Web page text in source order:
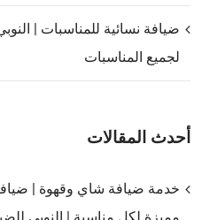
ضيافة نسائية للمناسبات |
لجميع المناسبات
أحدث المقالات
خدمة ضيافة شاي وقهوة |
مميزة لكل مناسبة | النوبي